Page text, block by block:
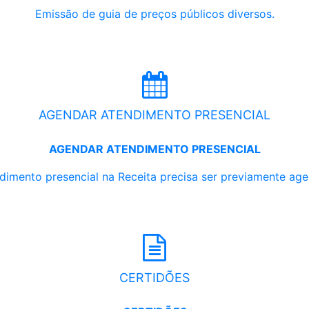
Emissão de guia de preços públicos diversos.
AGENDAR ATENDIMENTO PRESENCIAL
AGENDAR ATENDIMENTO PRESENCIAL
presencial na Receita precisa ser previamente
CERTIDÕES